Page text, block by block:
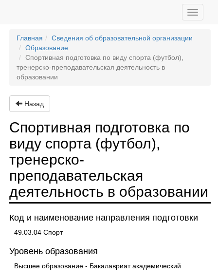
Toggle
Главная
Сведения об образовательной организации
Образование
Спортивная подготовка по виду спорта (футбол),
тренерско-преподавательская деятельность в
образовании
Назад
Спортивная подготовка по
виду спорта (футбол),
тренерско-
преподавательская
деятельность в образовании
Код и наименование направления подготовки
49.03.04 Спорт
Уровень образования
Высшее образование - Бакалавриат академический